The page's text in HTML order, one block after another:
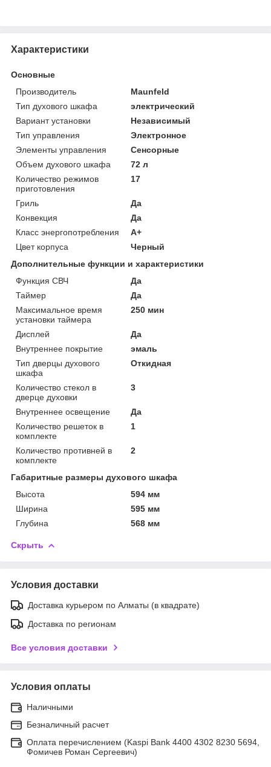
Характеристики
Основные
Производитель
Maunfeld
Тип духового шкафа
электрический
Вариант установки
Независимый
Тип управления
Электронное
Элементы управления
Сенсорные
Объем духового шкафа
72 л
Количество режимов
приготовления
17
Гриль
Да
Конвекция
Да
Класс энергопотребления
A+
Цвет корпуса
Черный
Дополнительные функции и характеристики
Функция СВЧ
Да
Таймер
Да
Максимальное время
установки таймера
250 мин
Дисплей
Да
Внутреннее покрытие
эмаль
Тип дверцы духового
шкафа
Откидная
Количество стекол в
дверце духовки
3
Внутреннее освещение
Да
Количество решеток в
комплекте
1
Количество противней в
комплекте
2
Габаритные размеры духового шкафа
Высота
594 мм
Ширина
595 мм
Глубина
568 мм
Скрыть
Условия доставки
Доставка курьером по Алматы (в квадрате)
Доставка по регионам
Все условия доставки
Условия оплаты
Наличными
Безналичный расчет
Оплата перечислением (Kaspi Bank 4400 4302 8230 5694,
Фомичев Роман Сергеевич)